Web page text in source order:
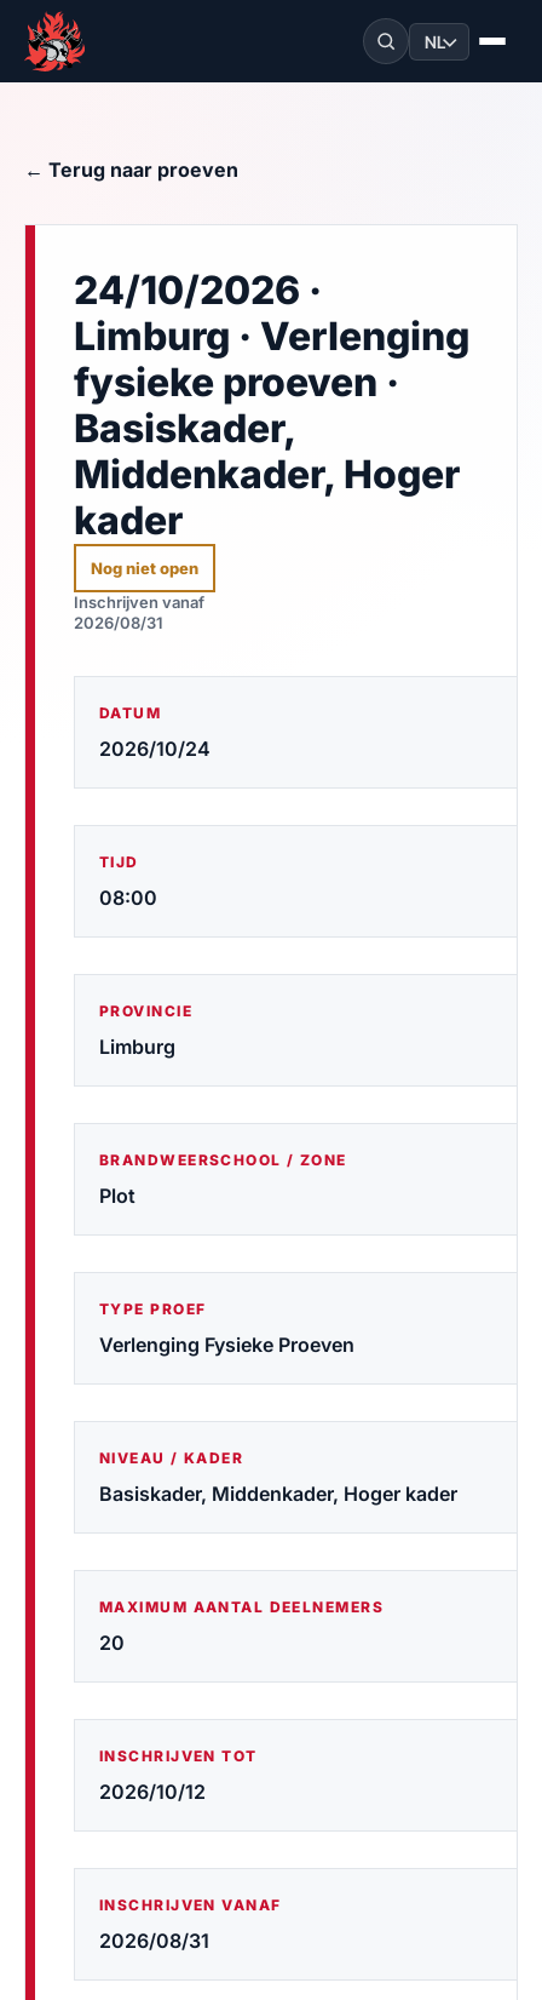
NL
← Terug naar proeven
24/10/2026 ·
Limburg · Verlenging
fysieke proeven ·
Basiskader,
Middenkader, Hoger
kader
Nog niet open
Inschrijven vanaf
2026/08/31
DATUM
2026/10/24
TIJD
08:00
PROVINCIE
Limburg
BRANDWEERSCHOOL / ZONE
Plot
TYPE PROEF
Verlenging Fysieke Proeven
NIVEAU / KADER
Basiskader, Middenkader, Hoger kader
MAXIMUM AANTAL DEELNEMERS
20
INSCHRIJVEN TOT
2026/10/12
INSCHRIJVEN VANAF
2026/08/31